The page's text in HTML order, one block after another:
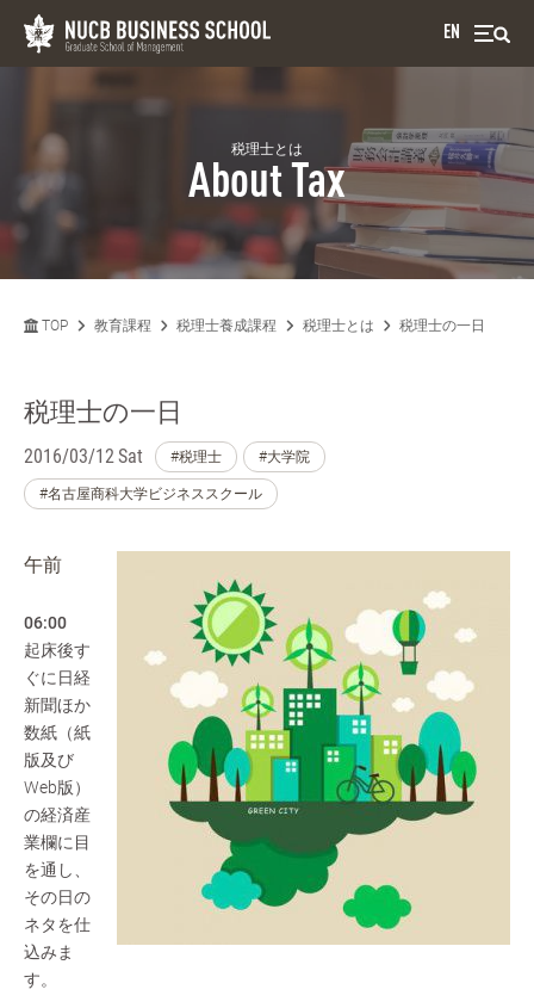
EN
税理士とは
About Tax
TOP 教育課程 税理士養成課程 税理士とは 税理士の一日
税理士の一日
2016/03/12 Sat #税理士 #大学院
#名古屋商科大学ビジネススクール
午前
06:00
起床後す
ぐに日経
新聞ほか
数紙（紙
版及び
Web版）
の経済産
業欄に目
を通し、
その日の
ネタを仕
込みま
す。